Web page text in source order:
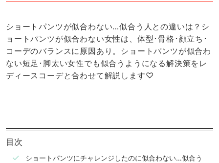
ショートパンツが似合わない…似合う人との違いは？シ
ョートパンツが似合わない女性は、体型･骨格･顔立ち･
コーデのバランスに原因あり。ショートパンツが似合わ
ない短足･脚太い女性でも似合うようになる解決策をレ
ディースコーデと合わせて解説します♡
目次
ショートパンツにチャレンジしたのに似合わない…似合う